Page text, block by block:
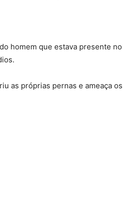
homem que estava presente
as próprias pernas e ameaça